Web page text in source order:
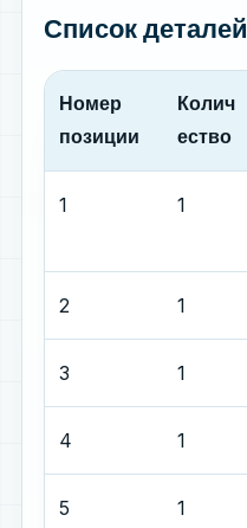
Список деталей
Номер
позиции
Колич
ество
1 1
2 1
3 1
4 1
5 1